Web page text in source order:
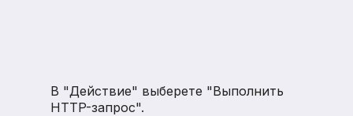
В "Действие" выберете "Выполнить
HTTP-запрос".